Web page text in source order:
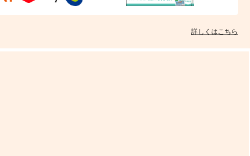
詳しくはこちら